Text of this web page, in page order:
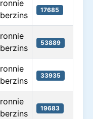
ronnie
berzins
17685
ronnie
berzins
53889
ronnie
berzins
33935
ronnie
berzins
19683